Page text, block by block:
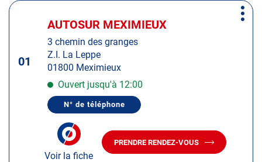
Appuyer
ENTRÉE
informations
01
Centre
:
AUTOSUR MEXIMIEUX
3 chemin des granges
Z.I. La Leppe
01800 Meximieux
Ouvert jusqu'à 12:00
N° de téléphone
AFFICHER
TÉLÉPHONE
Voir la fiche
PRENDRE RENDEZ-VOUS
AVEC
Plus